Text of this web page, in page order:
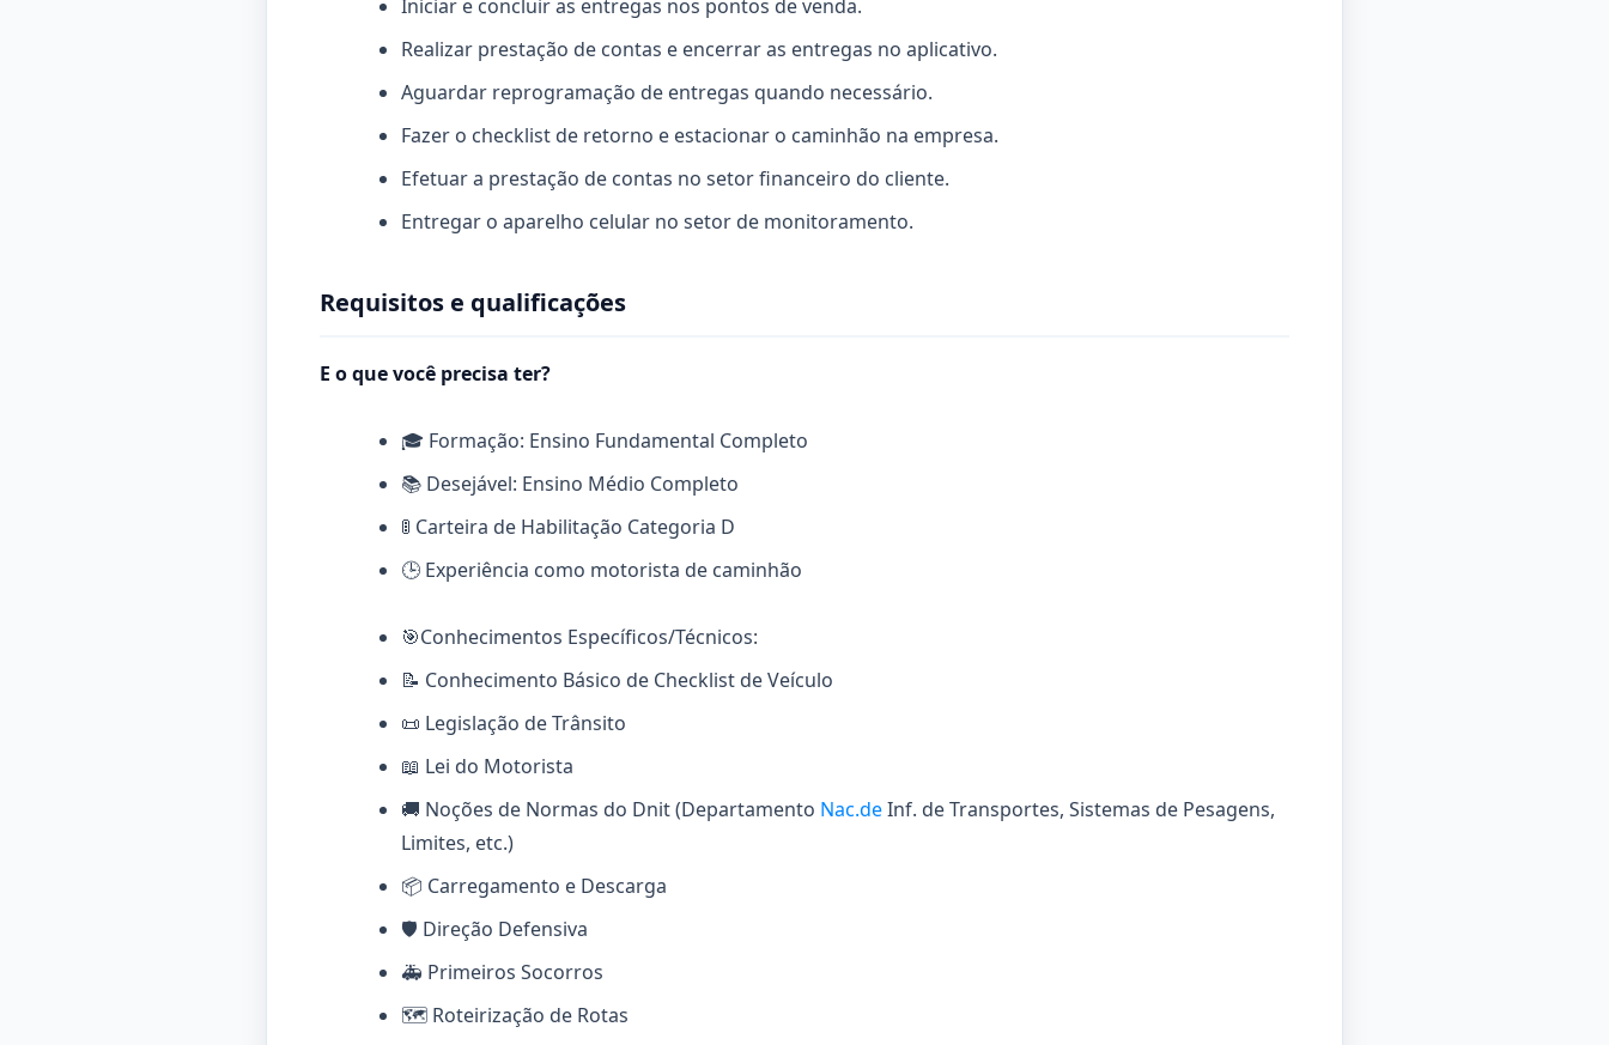
Iniciar e concluir as entregas nos pontos de venda.
Realizar prestação de contas e encerrar as entregas no aplicativo.
Aguardar reprogramação de entregas quando necessário.
Fazer o checklist de retorno e estacionar o caminhão na empresa.
Efetuar a prestação de contas no setor financeiro do cliente.
Entregar o aparelho celular no setor de monitoramento.
Requisitos e qualificações
E o que você precisa ter?
🎓 Formação: Ensino Fundamental Completo
📚 Desejável: Ensino Médio Completo
🚦 Carteira de Habilitação Categoria D
🕒 Experiência como motorista de caminhão
🎯Conhecimentos Específicos/Técnicos:
📝 Conhecimento Básico de Checklist de Veículo
📜 Legislação de Trânsito
📖 Lei do Motorista
🚚 Noções de Normas do Dnit (Departamento Nac.deInf. de Transportes, Sistemas de Pesagens,
Limites, etc.)
📦 Carregamento e Descarga
🛡️ Direção Defensiva
🚑 Primeiros Socorros
🗺️ Roteirização de Rotas